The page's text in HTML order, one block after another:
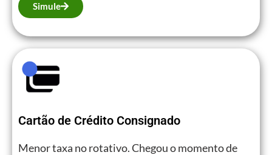
Simule
Cartão de Crédito Consignado
Menor taxa no rotativo. Chegou o momento de